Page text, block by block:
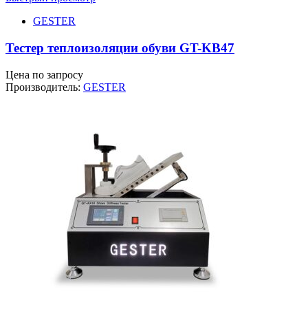
GESTER
Тестер теплоизоляции обуви GT-KB47
Цена по запросу
Производитель: GESTER